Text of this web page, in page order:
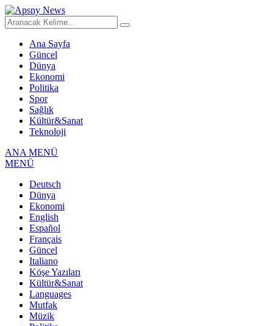
Ana Sayfa
Güncel
Dünya
Ekonomi
Politika
Spor
Sağlık
Kültür&Sanat
Teknoloji
ANA MENÜ
MENÜ
Deutsch
Dünya
Ekonomi
English
Español
Français
Güncel
Italiano
Köşe Yazıları
Kültür&Sanat
Languages
Mutfak
Müzik